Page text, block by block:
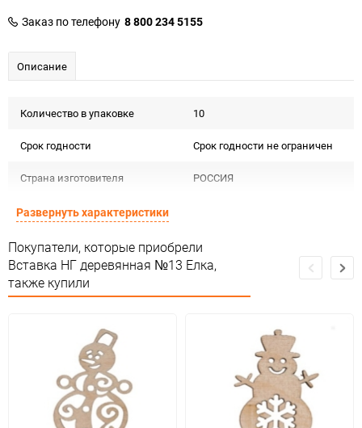
Заказ по телефону 8 800 234 5155
Описание
Количество в упаковке 10
Срок годности Срок годности не ограничен
Страна изготовителя РОССИЯ
Предназначение товара
Сертификация Не подлежит сертификации
Особые условия Особых условий не требует
Единица измерения
Развернуть характеристики
Покупатели, которые приобрели
Вставка НГ деревянная №13 Елка,
также купили